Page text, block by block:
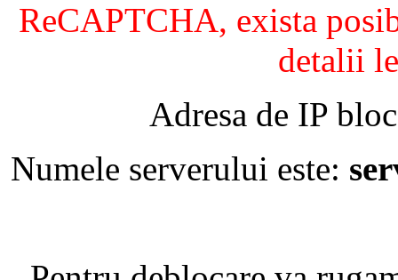
ReCAPTCHA, exista
detalii
Adresa de IP
Numele serverului este: